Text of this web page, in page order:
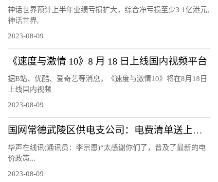
神话世界预计上半年业绩亏损扩大，综合净亏损至少3 1亿港元,
神话世界,
2023-08-09
《速度与激情 10》8 月 18 日上线国内视频平台
据B站、优酷、爱奇艺等消息，《速度与激情10》将在8月18日
上线国内视频
2023-08-09
国网常德武陵区供电支公司：电费清单送上门 让客户用上“明白电”
华声在线讯(通讯员：李宗恩)“太感谢你们了，普及了最新的电
价政策...
2023-08-09